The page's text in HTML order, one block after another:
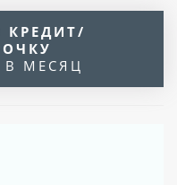
КРЕДИТ/
В МЕСЯЦ